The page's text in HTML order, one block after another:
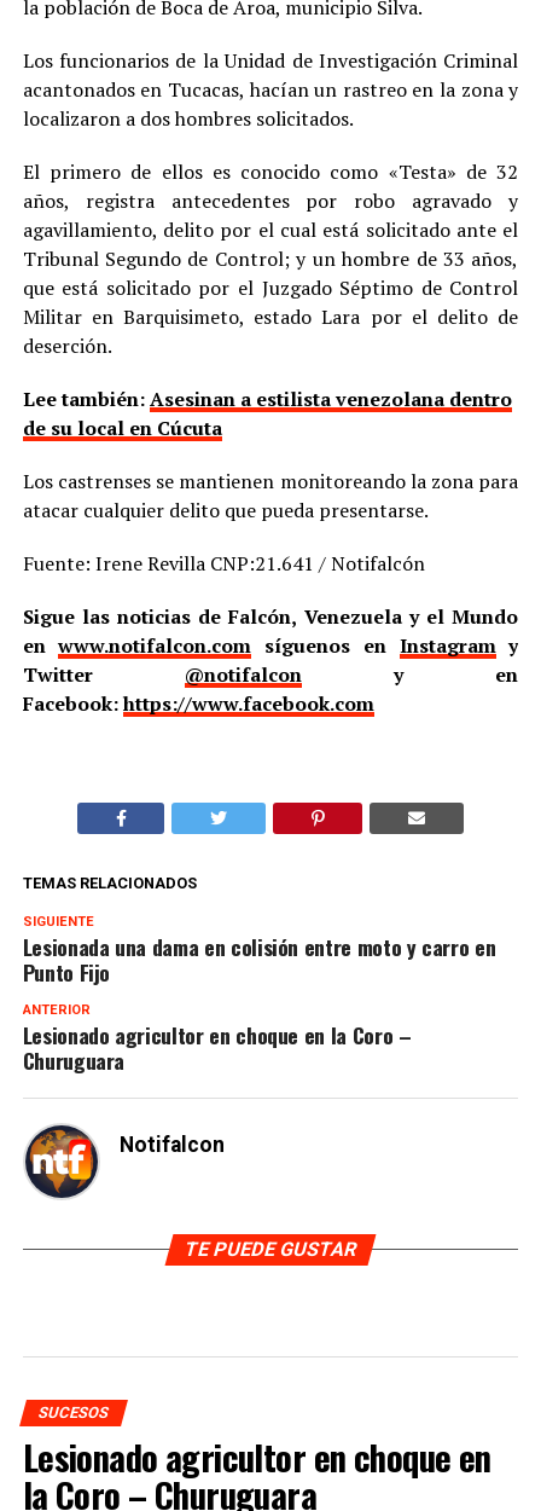
la población de Boca de Aroa, municipio Silva.
Los funcionarios de la Unidad de Investigación Criminal
acantonados en Tucacas, hacían un rastreo en la zona y
localizaron a dos hombres solicitados.
El primero de ellos es conocido como «Testa» de 32
años, registra antecedentes por robo agravado y
agavillamiento, delito por el cual está solicitado ante el
Tribunal Segundo de Control; y un hombre de 33 años,
que está solicitado por el Juzgado Séptimo de Control
Militar en Barquisimeto, estado Lara por el delito de
deserción.
Lee también:Asesinan a estilista venezolana dentro
de su local en Cúcuta
Los castrenses se mantienen monitoreando la zona para
atacar cualquier delito que pueda presentarse.
Fuente: Irene Revilla CNP:21.641 / Notifalcón
Sigue las noticias de Falcón, Venezuela y el Mundo
enwww.notifalcon.com síguenos en Instagramy
Twitter @notifalcony en
Facebook:https://www.facebook.com
TEMAS RELACIONADOS
SIGUIENTE
Lesionada una dama en colisión entre moto y carro en
Punto Fijo
ANTERIOR
Lesionado agricultor en choque en la Coro –
Churuguara
Notifalcon
TE PUEDE GUSTAR
SUCESOS
Lesionado agricultor en choque en
la Coro – Churuguara